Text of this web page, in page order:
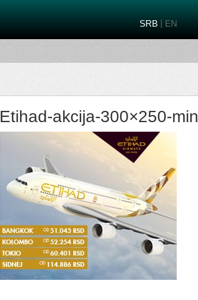
SRB | EN
Etihad-akcija-300×250-min